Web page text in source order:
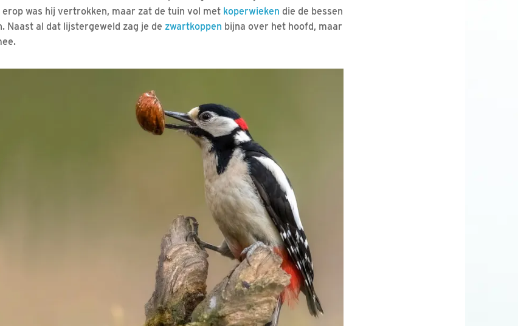
was hij vertrokken, maar zat de tuin vol met koperwieken die de bessen
Naast al dat lijstergeweld zag je de zwartkoppen bijna over het hoofd, maar